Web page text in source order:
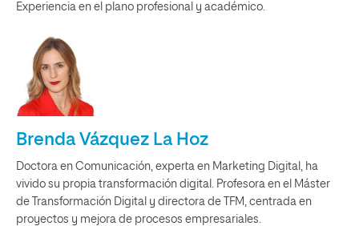
Experiencia en el plano profesional y académico.
Brenda Vázquez La Hoz
Doctora en Comunicación, experta en Marketing Digital, ha
vivido su propia transformación digital. Profesora en el Máster
de Transformación Digital y directora de TFM, centrada en
proyectos y mejora de procesos empresariales.